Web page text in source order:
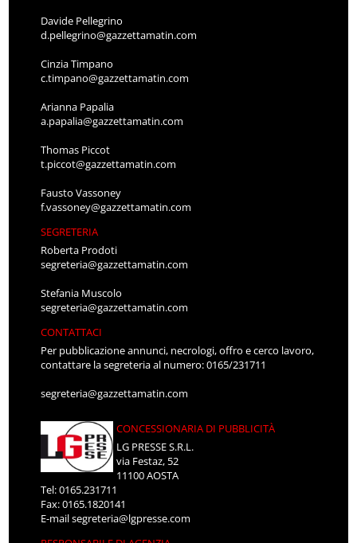
Davide Pellegrino
d.pellegrino@gazzettamatin.com
Cinzia Timpano
c.timpano@gazzettamatin.com
Arianna Papalia
a.papalia@gazzettamatin.com
Thomas Piccot
t.piccot@gazzettamatin.com
Fausto Vassoney
f.vassoney@gazzettamatin.com
SEGRETERIA
Roberta Prodoti
segreteria@gazzettamatin.com
Stefania Muscolo
segreteria@gazzettamatin.com
CONTATTACI
Per pubblicazione annunci, necrologi, offro e cerco lavoro,
contattare la segreteria al numero: 0165/231711
segreteria@gazzettamatin.com
CONCESSIONARIA DI PUBBLICITÀ
LG PRESSE S.R.L.
via Festaz, 52
11100 AOSTA
Tel: 0165.231711
Fax: 0165.1820141
E-mailsegreteria@lgpresse.com